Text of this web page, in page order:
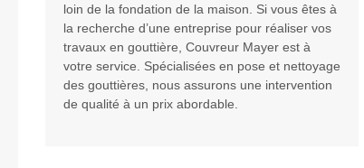
loin de la fondation de la maison. Si vous êtes à
la recherche d’une entreprise pour réaliser vos
travaux en gouttière, Couvreur Mayer est à
votre service. Spécialisées en pose et nettoyage
des gouttières, nous assurons une intervention
de qualité à un prix abordable.